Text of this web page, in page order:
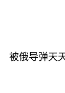
被俄导弹天